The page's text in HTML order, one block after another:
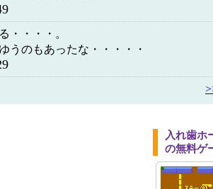
・・・・。
うのもあったな・・・・・
入れ歯ホ
の無料ゲ